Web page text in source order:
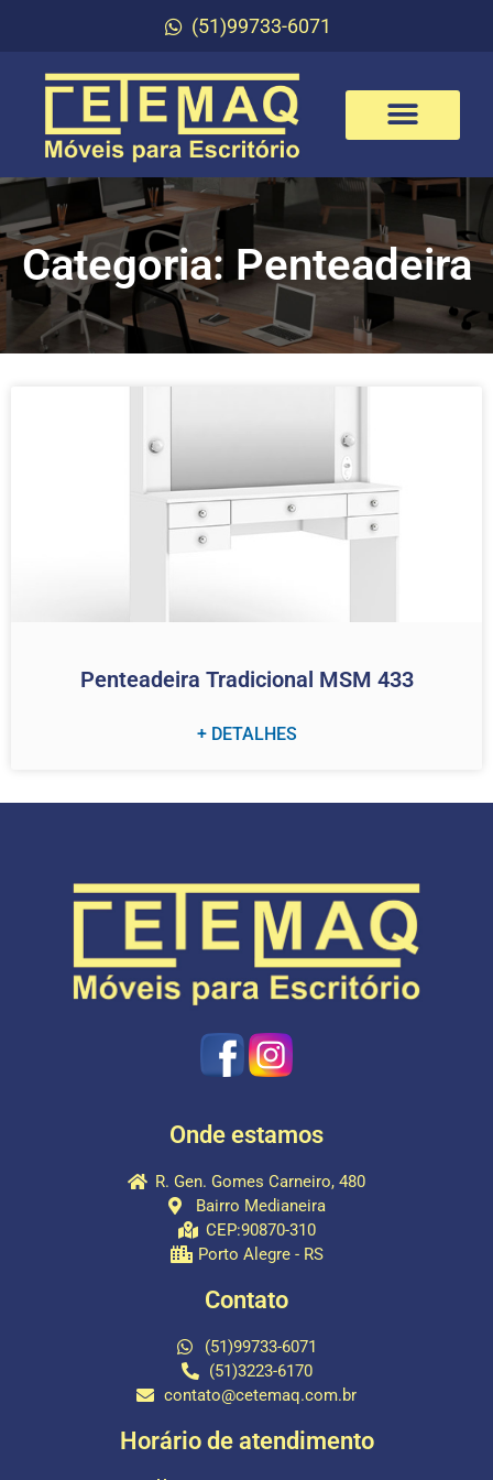
(51)99733-6071
Categoria: Penteadeira
Penteadeira Tradicional MSM 433
+ DETALHES
Onde estamos
R. Gen. Gomes Carneiro, 480
Bairro Medianeira
CEP:90870-310
Porto Alegre - RS
Contato
(51)99733-6071
(51)3223-6170
contato@cetemaq.com.br
Horário de atendimento